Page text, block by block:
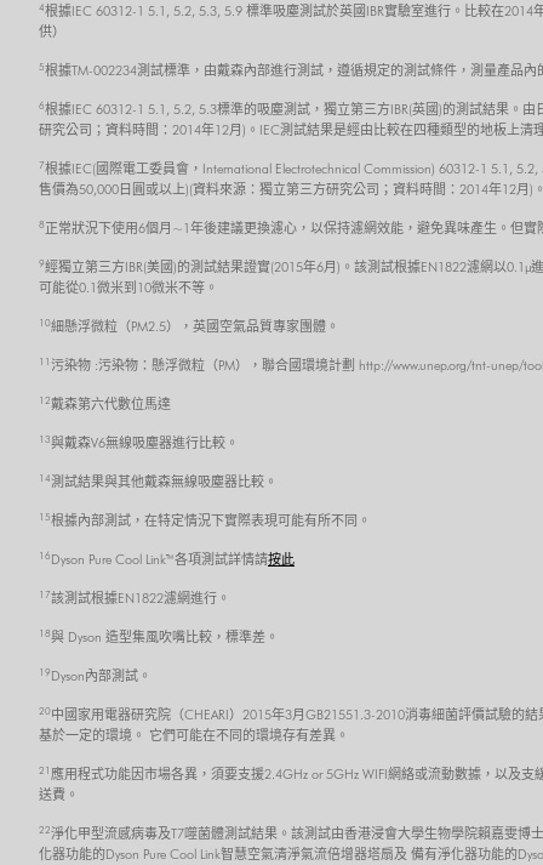
4根據IEC 60312-1 5.1, 5.2, 5.3, 5.9 標準吸塵測試於英國IBR實驗室進行。比較在
供）
5根據TM-002234測試標準，由戴森內部進行測試，遵循規定的測試條件，測量產品
6根據IEC 60312-1 5.1, 5.2, 5.3標準的吸塵測試，獨立第三方IBR(英國)的測試結果。
研究公司；資料時間：2014年12月)。IEC測試結果是經由比較在四種類型的地板上
7根據IEC(國際電工委員會，International Electrotechnical Commission) 60312-1 5.1,
售價為50,000日圓或以上)(資料來源：獨立第三方研究公司；資料時間：2014年12
8 正常狀況下使用6個月~1年後建議更換濾心，以保持濾網效能，避免異味產生。但
9經獨立第三方IBR(美國)的測試結果證實(2015年6月)。該測試根據EN1822濾網以
可能從0.1微米到10微米不等。
10細懸浮微粒（PM2.5），英國空氣品質專家團體。
11 污染物 :污染物：懸浮微粒（PM），聯合國環境計劃 http://www.unep.org/tnt-unep/
12戴森第六代數位馬達
13與戴森V6無線吸塵器進行比較。
14 測試結果與其他戴森無線吸塵器比較。
15根據內部測試，在特定情況下實際表現可能有所不同。
16 Dyson Pure Cool Link™ 各項測試詳情請按此
17該測試根據EN1822濾網進行。
18與 Dyson 造型集風吹嘴比較，標準差。
19 Dyson內部測試。
20中國家用電器研究院（CHEARI）2015年3月GB21551.3-2010消毒細菌評價試驗的
基於一定的環境。 它們可能在不同的環境存有差異。
21 應用程式功能因市場各異，須要支援2.4GHz or 5GHz WIFI網絡或流動數據，以及
送費。
22淨化甲型流感病毒及T7噬菌體測試結果。該測試由香港浸會大學生物學院賴嘉雯
化器功能的Dyson Pure Cool Link智慧空氣清淨氣流倍增器塔扇及 備有淨化器功能的